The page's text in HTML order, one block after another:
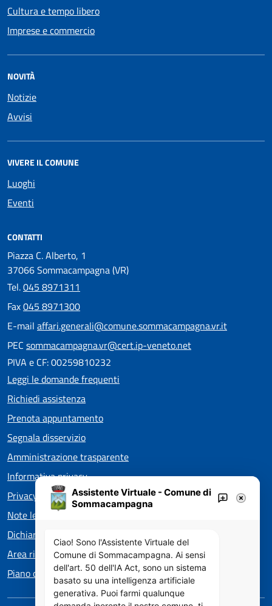
Cultura e tempo libero
Imprese e commercio
NOVITÀ
Notizie
Avvisi
VIVERE IL COMUNE
Luoghi
Eventi
CONTATTI
Piazza C. Alberto, 1
37066 Sommacampagna (VR)
Tel.045 8971311
Fax045 8971300
E-mail affari.generali@comune.sommacampagna.vr.it
PEC sommacampagna.vr@cert.ip-veneto.net
PIVA e CF: 00259810232
Leggi le domande frequenti
Richiedi assistenza
Prenota appuntamento
Segnala disservizio
Amministrazione trasparente
Informativa privacy
Privacy policy EOS
Note legali
Dichiarazione di accessibilità
Area riservata
Piano di Miglioramento dei servizi
Assistente Virtuale - Comune di
Sommacampagna
Ciao! Sono l'Assistente Virtuale del
Comune di Sommacampagna. Ai sensi
dell'art. 50 dell'IA Act, sono un sistema
basato su una intelligenza artificiale
generativa. Puoi farmi qualunque